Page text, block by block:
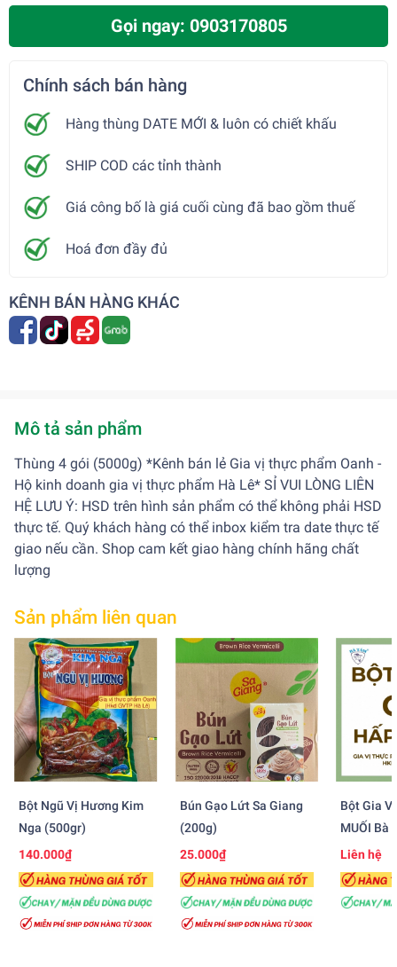
Gọi ngay: 0903170805
Chính sách bán hàng
Hàng thùng DATE MỚI & luôn có chiết khấu
SHIP COD các tỉnh thành
Giá công bố là giá cuối cùng đã bao gồm thuế
Hoá đơn đầy đủ
KÊNH BÁN HÀNG KHÁC
Mô tả sản phẩm
Thùng 4 gói (5000g) *Kênh bán lẻ Gia vị thực phẩm Oanh -
Hộ kinh doanh gia vị thực phẩm Hà Lê* SỈ VUI LÒNG LIÊN
HỆ LƯU Ý: HSD trên hình sản phẩm có thể không phải HSD
thực tế. Quý khách hàng có thể inbox kiểm tra date thực tế
giao nếu cần. Shop cam kết giao hàng chính hãng chất
lượng
Sản phẩm liên quan
Bột Ngũ Vị Hương Kim
Nga (500gr)
140.000₫
Bún Gạo Lứt Sa Giang
(200g)
25.000₫
Bột Gia
MUỐI Bà
500gr)
Liên hệ